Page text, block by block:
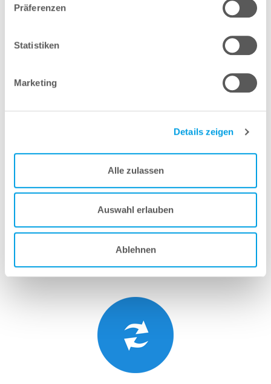
Präferenzen
Statistiken
Marketing
Details zeigen
Alle zulassen
Auswahl erlauben
Ablehnen
einsetzen.